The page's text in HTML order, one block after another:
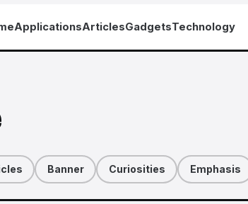
ApplicationsArticlesGadgetsTechnology
Banner Curiosities Emphasis